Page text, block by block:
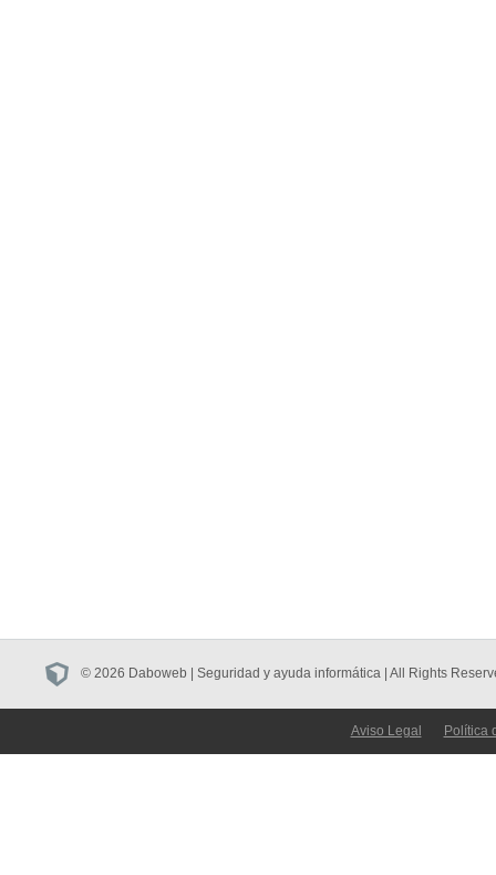
© 2026 Daboweb | Seguridad y ayuda informática | All Rights
Aviso Legal Política